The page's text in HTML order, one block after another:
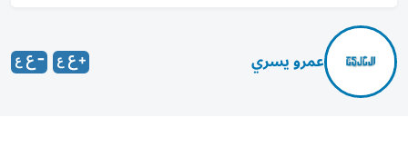
عمرو يسري